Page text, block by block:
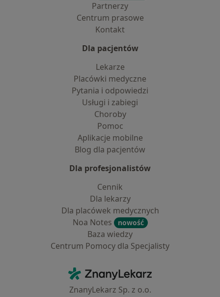
Partnerzy
Centrum prasowe
Kontakt
Dla pacjentów
Lekarze
Placówki medyczne
Pytania i odpowiedzi
Usługi i zabiegi
Choroby
Pomoc
Aplikacje mobilne
Blog dla pacjentów
Dla profesjonalistów
Cennik
Dla lekarzy
Dla placówek medycznych
Noa Notes
nowość
Baza wiedzy
Centrum Pomocy dla Specjalisty
ZnanyLekarz - Strona główna
ZnanyLekarz Sp. z o.o.